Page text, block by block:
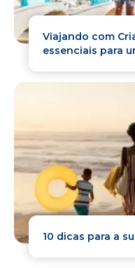
Viajando com
essenciais para
10 dicas para a